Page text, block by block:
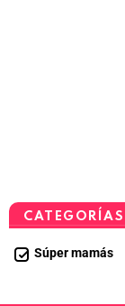
CATEGORÍAS
Súper mamás